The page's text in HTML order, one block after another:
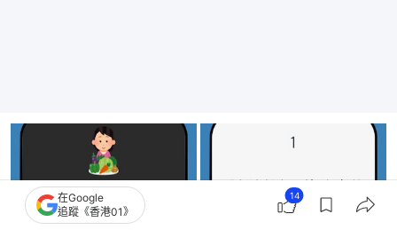
在Google
追蹤《香港01》
14